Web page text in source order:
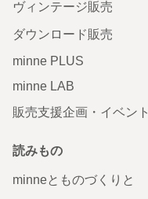
ヴィンテージ販売
ダウンロード販売
minne PLUS
minne LAB
販売支援企画・イベント
読みもの
minneとものづくりと